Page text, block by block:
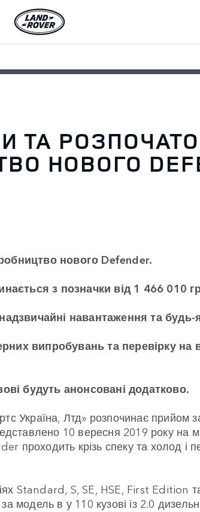
ТА
НОВОГО
нового Defender.
з позначки від 1 466 010
навантаження та
випробувань та перевірку на
будуть анонсовані додатково.
Україна, Лтд» розпочинає
10 вересня 2019 року на
проходить крізь спеку та холод і
Standard, S, SE, HSE, First Edition
модель в у 110 кузові із 2.0